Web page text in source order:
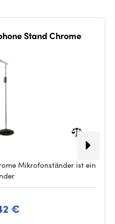
Stand Chrome
Mikrofonständer ist ein
€